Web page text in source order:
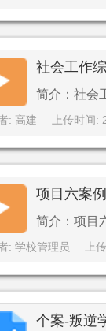
社会工作
简介：社会
: 高建 上传时间:
项目六案
简介：项目
: 学校管理员 上
个案-叛逆